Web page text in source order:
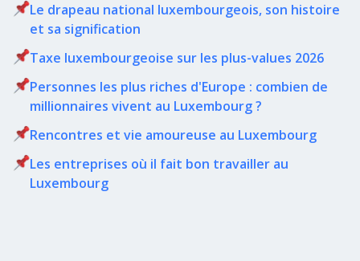
Le drapeau national luxembourgeois, son histoire
et sa signification
Taxe luxembourgeoise sur les plus-values 2026
Personnes les plus riches d'Europe : combien de
millionnaires vivent au Luxembourg ?
Rencontres et vie amoureuse au Luxembourg
Les entreprises où il fait bon travailler au
Luxembourg